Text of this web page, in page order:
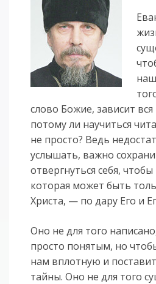
слово Божие, зависит
потому ли научиться
не просто? Ведь
услышать, важно
отвергнуться себя,
которая может быть
Христа, — по дару Его и
Оно не для того
просто понятым, но
нам вплотную и
тайны. Оно не для того